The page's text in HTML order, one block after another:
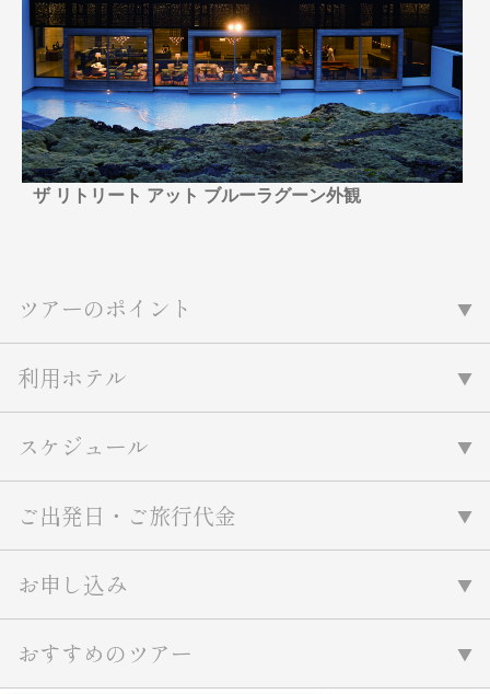
名門・名物ホテルに泊まる
特別企画
グルメ
リゾート
一都市滞在
お祭り・イベント
絶景
日系航空会社で行く
世界遺産を訪れる
1度は見てみたい遺跡
野生動物に出合う
オーロラ
ハイキング・トレッキング
航空）
TWILIGHT EXPRESS 瑞風
美食・旬の味覚を味わう
アドベンチャーツーリズム・ウォー
キング
観光列車
島旅
芸術鑑賞（美術、音楽）・講師同行
の旅
ザ リトリート アット ブルーラグーン外観
ツアーのポイント
利用ホテル
スケジュール
ご出発日・ご旅行代金
お申し込み
おすすめのツアー